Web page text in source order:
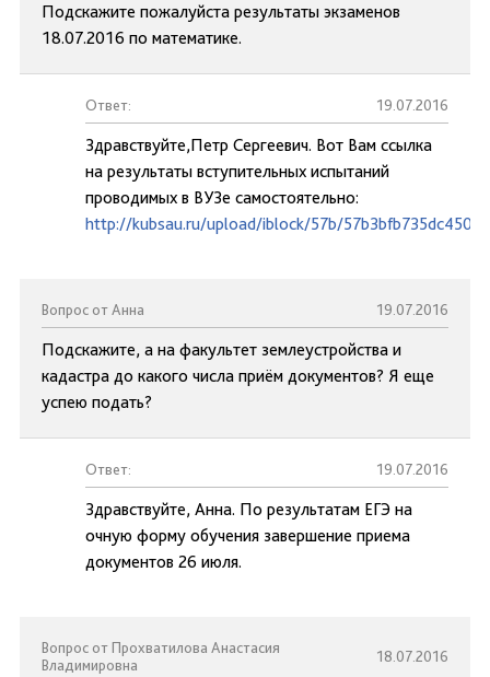
Подскажите пожалуйста результаты экзаменов
18.07.2016 по математике.
Ответ: 19.07.2016
Здравствуйте,Петр Сергеевич. Вот Вам ссылка
на результаты вступительных испытаний
проводимых в ВУЗе самостоятельно:
http://kubsau.ru/upload/iblock/57b/
Вопрос от Анна 19.07.2016
Подскажите, а на факультет землеустройства и
кадастра до какого числа приём документов? Я еще
успею подать?
Ответ: 19.07.2016
Здравствуйте, Анна. По результатам ЕГЭ на
очную форму обучения завершение приема
документов 26 июля.
Вопрос от Прохватилова Анастасия
Владимировна
18.07.2016